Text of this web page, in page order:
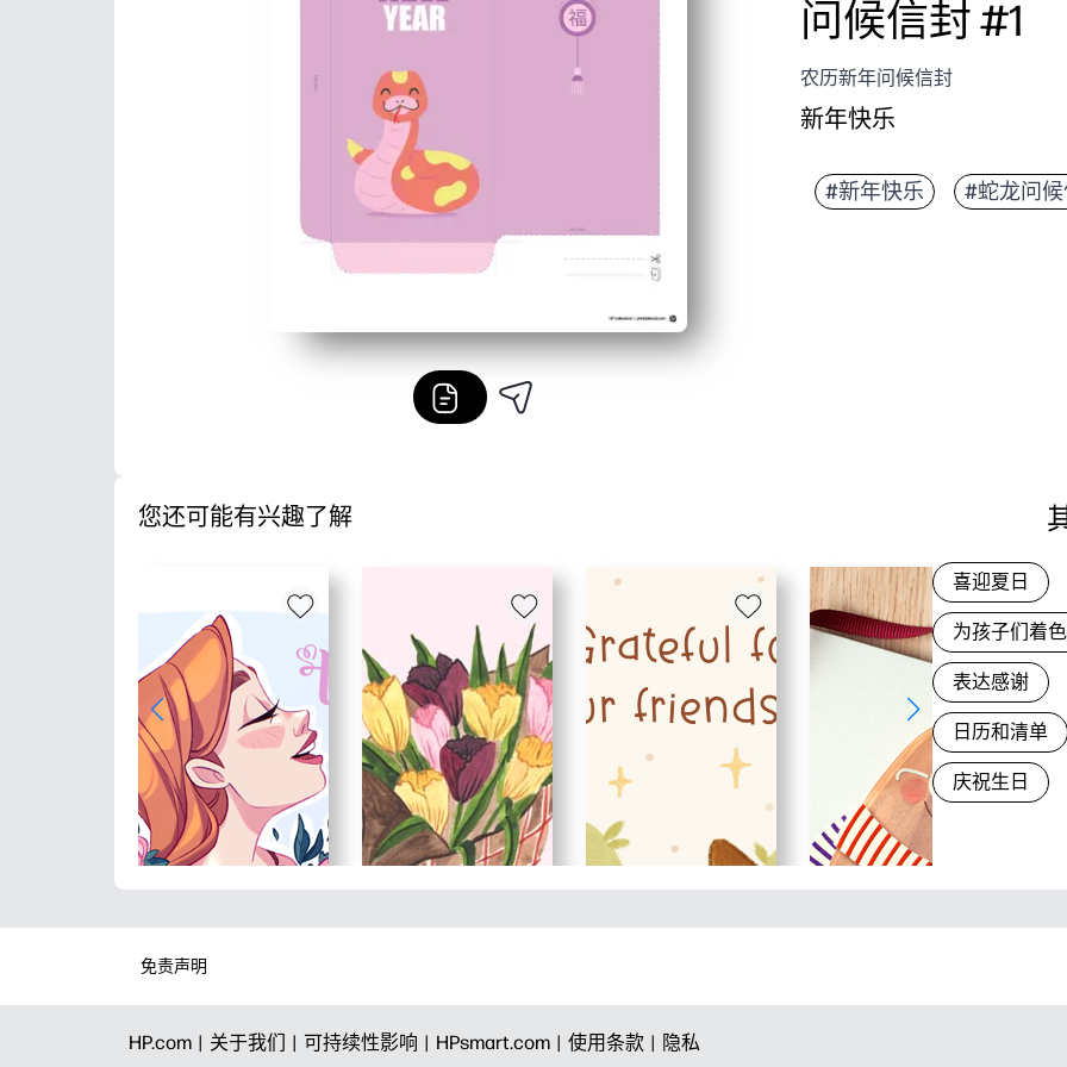
问候信封 #1
农历新年问候信封
新年快乐
#新年快乐 #蛇龙问
您还可能有兴趣了解
喜迎夏日
为孩子们着色
表达感谢
日历和清单
庆祝生日
免责声明
HP.com | 关于我们 | 可持续性影响 | HPsmart.com | 使用条款 | 隐私